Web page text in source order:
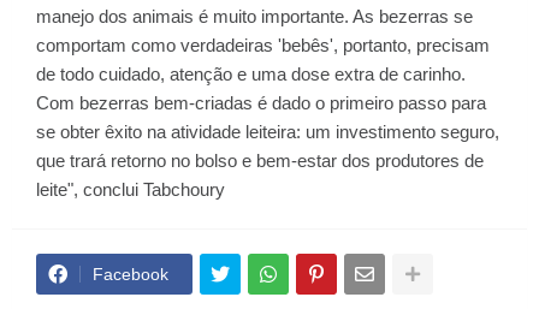
manejo dos animais é muito importante. As bezerras se
comportam como verdadeiras 'bebês', portanto, precisam
de todo cuidado, atenção e uma dose extra de carinho.
Com bezerras bem-criadas é dado o primeiro passo para
se obter êxito na atividade leiteira: um investimento seguro,
que trará retorno no bolso e bem-estar dos produtores de
leite", conclui Tabchoury
Facebook